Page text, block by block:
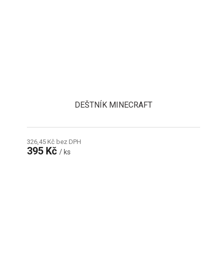
DEŠTNÍK MINECRAFT
326,45 Kč bez DPH
395 Kč/ ks